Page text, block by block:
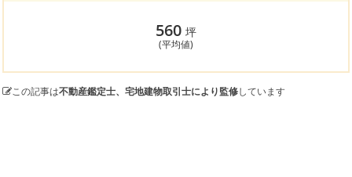
560 坪
(平均値)
この記事は不動産鑑定士、宅地建物取引士により監修しています